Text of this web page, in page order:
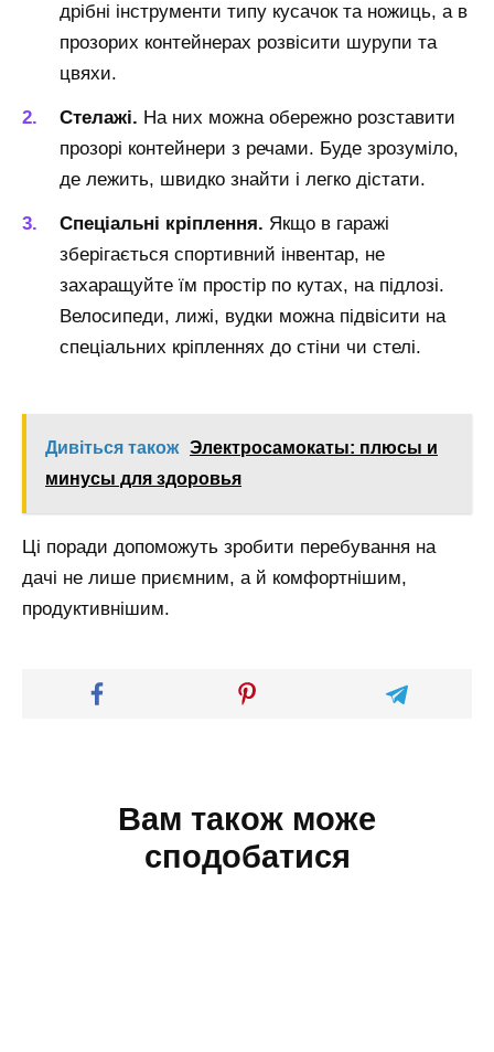
дрібні інструменти типу кусачок та ножиць, а в
прозорих контейнерах розвісити шурупи та
цвяхи.
Стелажі. На них можна обережно розставити
прозорі контейнери з речами. Буде зрозуміло,
де лежить, швидко знайти і легко дістати.
Спеціальні кріплення. Якщо в гаражі
зберігається спортивний інвентар, не
захаращуйте їм простір по кутах, на підлозі.
Велосипеди, лижі, вудки можна підвісити на
спеціальних кріпленнях до стіни чи стелі.
Дивіться також Электросамокаты: плюсы и
минусы для здоровья
Ці поради допоможуть зробити перебування на
дачі не лише приємним, а й комфортнішим,
продуктивнішим.
Вам також може
сподобатися